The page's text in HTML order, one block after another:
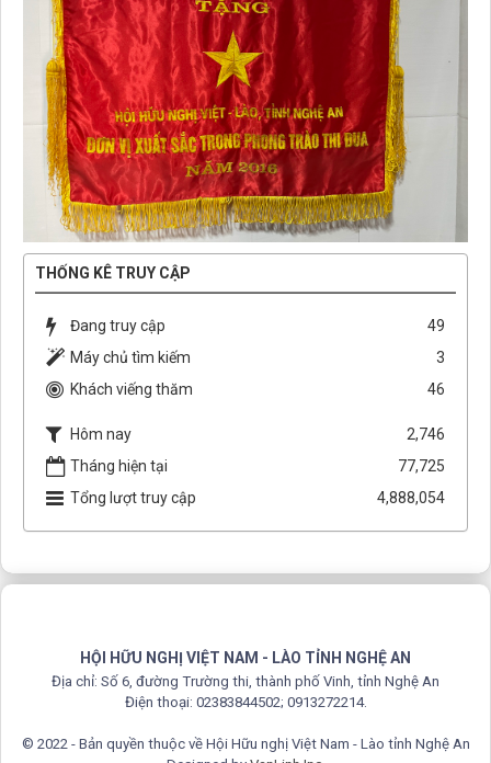
THỐNG KÊ TRUY CẬP
Đang truy cập
49
Máy chủ tìm kiếm
3
Khách viếng thăm
46
Hôm nay
2,746
Tháng hiện tại
77,725
Tổng lượt truy cập
4,888,054
HỘI HỮU NGHỊ VIỆT NAM - LÀO TỈNH NGHỆ AN
Địa chỉ: Số 6, đường Trường thi, thành phố Vinh, tỉnh Nghệ An
Điện thoại: 02383844502; 0913272214.
© 2022 - Bản quyền thuộc về Hội Hữu nghị Việt Nam - Lào tỉnh Nghệ An